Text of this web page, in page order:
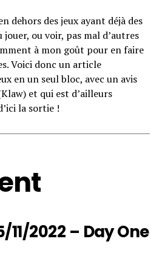
dehors des jeux ayant déjà des
jouer, ou voir, pas mal d’autres
à mon goût pour en faire
Voici donc un article
en un seul bloc, avec un avis
et qui est d’ailleurs
la sortie !
11/2022 – Day One